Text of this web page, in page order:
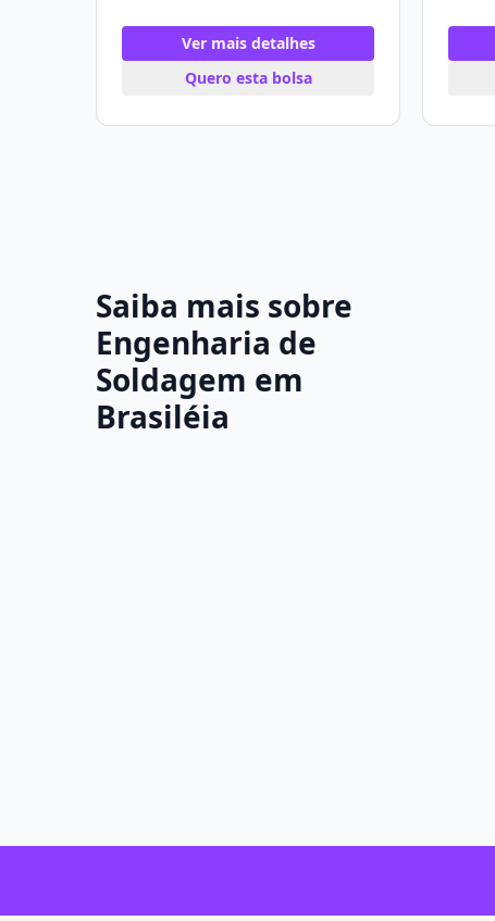
Ver mais detalhes
Quero esta bolsa
Saiba mais sobre
Engenharia de
Soldagem em
Brasiléia